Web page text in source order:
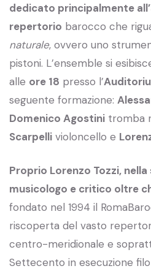
dedicato principalmente
repertorio barocco che
naturale, ovvero uno
pistoni. L’ensemble si
alle ore 18 presso l’
seguente formazione:
Domenico Agostini tromba
Scarpelli violoncello e
Proprio Lorenzo Tozzi,
musicologo e critico oltre
fondato nel 1994 il
riscoperta del vasto
centro-meridionale e
Settecento in esecuzione